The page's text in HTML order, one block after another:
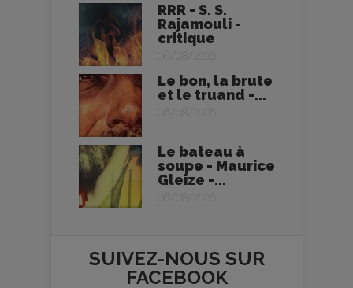
RRR - S. S.
Rajamouli -
critique
06/08/2026
Le bon, la brute
et le truand -...
06/08/2026
Le bateau à
soupe - Maurice
Gleize -...
06/08/2026
SUIVEZ-NOUS SUR
FACEBOOK